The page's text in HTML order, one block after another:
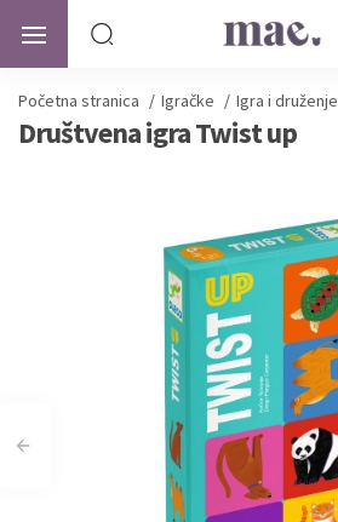
Početna stranica / Igračke / Igra i druženje
Društvena igra Twist up